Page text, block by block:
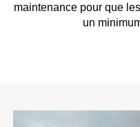
maintenance pour que
un